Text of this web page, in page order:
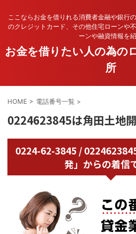
ここならお金を借りれる消費者金融や銀行
のクレジットカード、その他住宅ローンや
ーンや融資情報を
お金を借りたい人の為の
所
HOME > 電話番号一覧 >
0224623845は角田土地
0224-62-3845 /
発」からの着信